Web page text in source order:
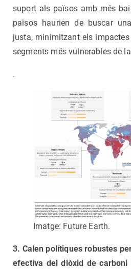
suport als països amb més
països haurien de buscar
justa, minimitzant els
segments més vulnerables de
.
Imatge: Future Earth.
3. Calen polítiques robustes
efectiva del diòxid de